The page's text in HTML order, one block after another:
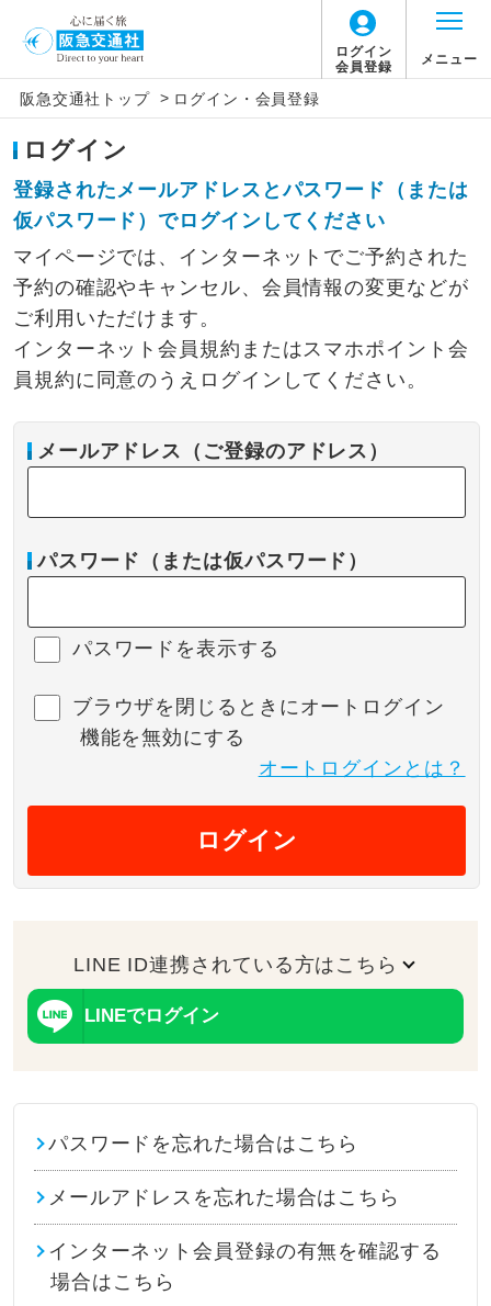
ログイン
会員登録
メニュー
阪急交通社トップ > ログイン・会員登録
ログイン
登録されたメールアドレスとパスワード（または
仮パスワード）でログインしてください
マイページでは、インターネットでご予約された
予約の確認やキャンセル、会員情報の変更などが
ご利用いただけます。
インターネット会員規約またはスマホポイント会
員規約に同意のうえログインしてください。
メールアドレス（ご登録のアドレス）
パスワード（または仮パスワード）
パスワードを表示する
ブラウザを閉じるときにオートログイン
機能を無効にする
オートログインとは？
ログイン
LINE ID連携されている方はこちら
LINEでログイン
パスワードを忘れた場合はこちら
メールアドレスを忘れた場合はこちら
インターネット会員登録の有無を確認する
場合はこちら